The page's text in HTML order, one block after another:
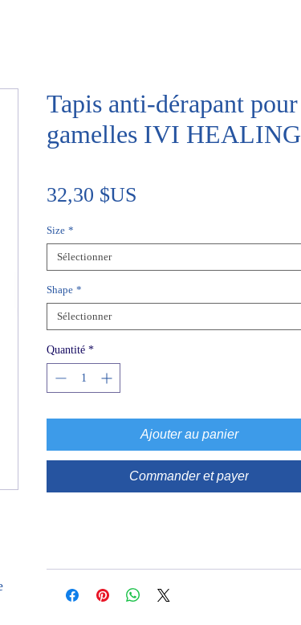
Tapis anti-dérapant pour
gamelles IVI HEALING
32,30 $US
Size *
Sélectionner
Shape *
Sélectionner
Quantité *
Ajouter au panier
Commander et payer